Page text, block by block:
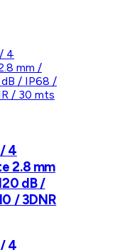
4
2.8 mm
dB /
/ 3DNR
4